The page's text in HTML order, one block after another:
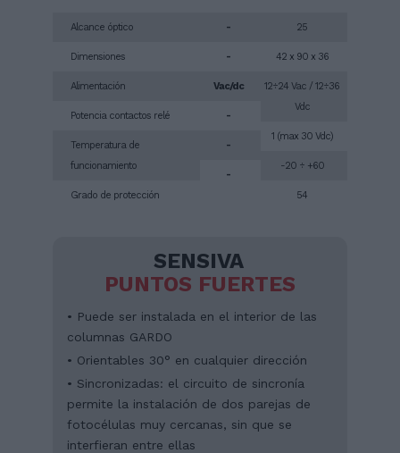
Alcance óptico
Dimensiones
Alimentación
Potencia contactos relé
Temperatura de
funcionamiento
Grado de protección
-
-
Vac/dc
-
-
-
25
42 x 90 x 36
12÷24 Vac / 12÷36
Vdc
1 (max 30 Vdc)
-20 ÷ +60
54
SENSIVA
PUNTOS FUERTES
• Puede ser instalada en el interior de las
columnas GARDO
• Orientables 30° en cualquier dirección
• Sincronizadas: el circuito de sincronía
permite la instalación de dos parejas de
fotocélulas muy cercanas, sin que se
interfieran entre ellas